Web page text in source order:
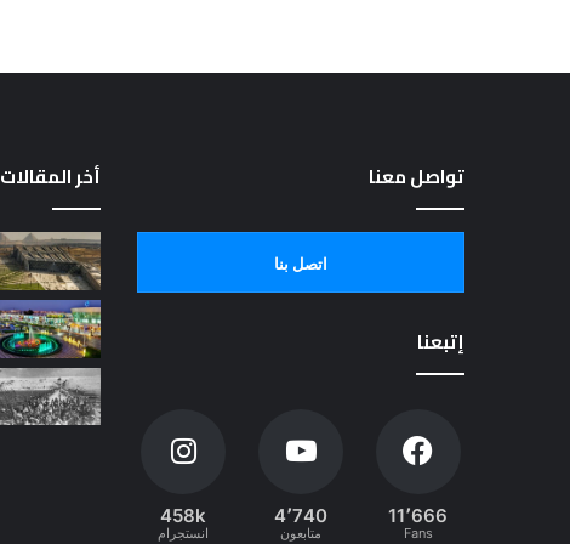
تواصل معنا
اتصل بنا
إتبعنا
11٬666
Fans
4٬740
متابعون
458k
انستجرام
أخر المقالات